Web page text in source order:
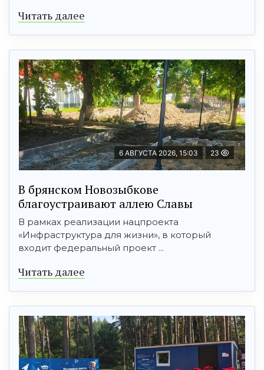
Читать далее
6 АВГУСТА 2026, 15:03 23
В брянском Новозыбкове
благоустраивают аллею Славы
В рамках реализации нацпроекта
«Инфраструктура для жизни», в который
входит федеральный проект ...
Читать далее